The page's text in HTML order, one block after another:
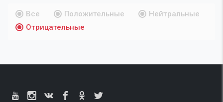
Все Положительные
Нейтральные
Отрицательные